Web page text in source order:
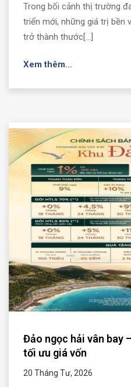
Trong bối cảnh thị trường
triển mới, những giá trị bền
trở thành thước[...]
Xem thêm...
Đảo ngọc hải vân bay
tối ưu giá vốn
20 Tháng Tư, 2026